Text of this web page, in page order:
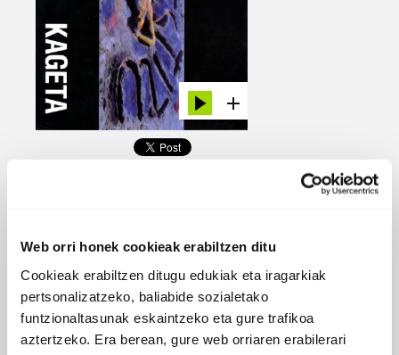
Web orri honek cookieak erabiltzen ditu
Cookieak erabiltzen ditugu edukiak eta iragarkiak
pertsonalizatzeko, baliabide sozialetako
funtzionaltasunak eskaintzeko eta gure trafikoa
aztertzeko. Era berean, gure web orriaren erabilerari
1993 - Gor
Geografia eta gabezia
Antzezkotasunaren desberdintasuna